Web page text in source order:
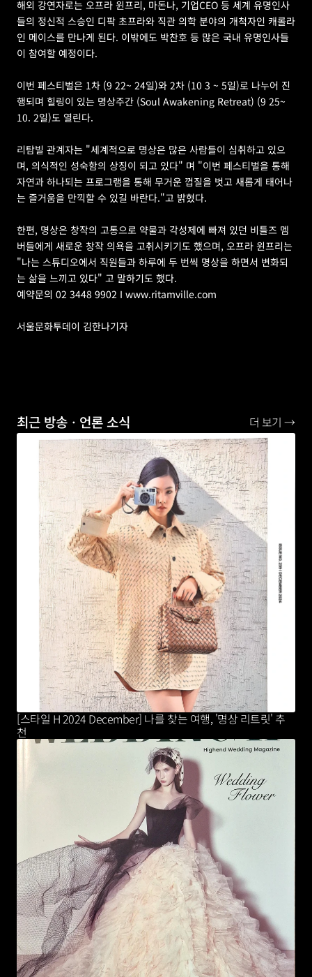
해외 강연자로는 오프라 윈프리, 마돈나, 기업CEO 등 세계 유명인사
들의 정신적 스승인 디팍 초프라와 직관 의학 분야의 개척자인 캐롤라
인 메이스를 만나게 된다. 이밖에도 박찬호 등 많은 국내 유명인사들
이 참여할 예정이다.
이번 페스티벌은 1차 (9 22~ 24일)와 2차 (10 3 ~ 5일)로 나누어 진
행되며 힐링이 있는 명상주간 (Soul Awakening Retreat) (9 25~
10. 2일)도 열린다.
리탐빌 관계자는 "세계적으로 명상은 많은 사람들이 심취하고 있으
며, 의식적인 성숙함의 상징이 되고 있다" 며 "이번 페스티벌을 통해
자연과 하나되는 프로그램을 통해 무거운 껍질을 벗고 새롭게 태어나
는 즐거움을 만끽할 수 있길 바란다."고 밝혔다.
한편, 명상은 창작의 고통으로 약물과 각성제에 빠져 있던 비틀즈 멤
버들에게 새로운 창작 의욕을 고취시키기도 했으며, 오프라 윈프리는
"나는 스튜디오에서 직원들과 하루에 두 번씩 명상을 하면서 변화되
는 삶을 느끼고 있다" 고 말하기도 했다.
예약문의 02 3448 9902 I www.ritamville.com
서울문화투데이 김한나기자
최근 방송ㆍ언론 소식 더 보기 →
[스타일 H 2024 December] 나를 찾는 여행, '명상 리트릿' 추
천